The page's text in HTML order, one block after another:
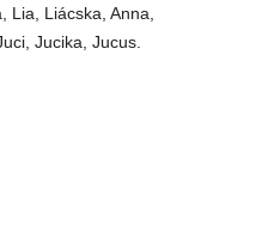
Lia, Liácska, Anna,
Jucika, Jucus.